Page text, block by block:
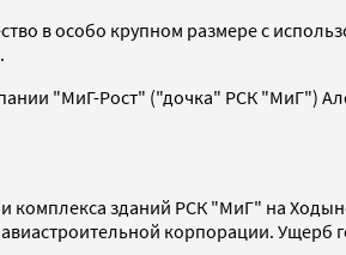
в особо крупном размере с
"МиГ-Рост" ("дочка" РСК "МиГ")
комплекса зданий РСК "МиГ" на
корпорации. Ущерб